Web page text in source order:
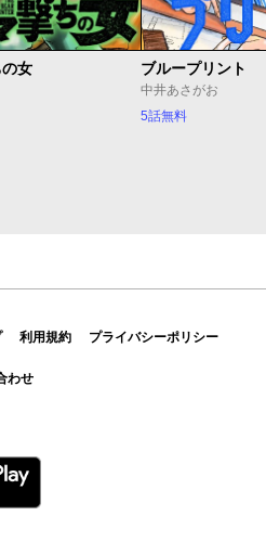
女 ブループリント
中井あさがお
5話無料
利用規約 プライバシーポリシー
わせ